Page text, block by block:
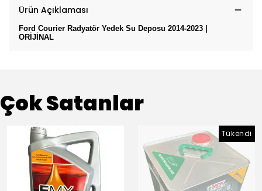
Ürün Açıklaması
Ford Courier Radyatör Yedek Su Deposu 2014-2023 |
ORİJİNAL
Çok Satanlar
Tükendi